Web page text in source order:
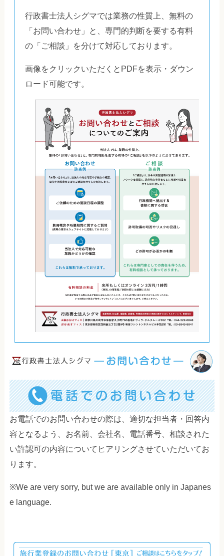
行政書士法人シグマでは業務の性質上、無料の
「お問い合わせ」と、専門的判断を要する有料
の「ご相談」を分けて対応しております。
画像をクリックいただくとPDFを表示・ダウン
ロード可能です。
お電話でのお問い合わせの際は、適切な担当者・回答内
容となるよう、お名前、会社名、電話番号、相談された
い許認可の内容についてヒアリングさせていただいてお
ります。
※We are very sorry, but we are available only in Japanes
e language.